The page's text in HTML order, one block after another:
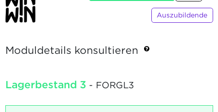
Auszubildende
Moduldetails konsultieren
Lagerbestand 3 - FORGL3